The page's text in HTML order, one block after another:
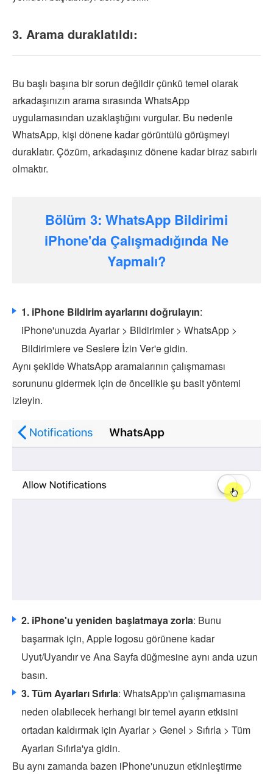
3. Arama duraklatıldı:
Bu başlı başına bir sorun değildir çünkü temel olarak
arkadaşınızın arama sırasında WhatsApp
uygulamasından uzaklaştığını vurgular. Bu nedenle
WhatsApp, kişi dönene kadar görüntülü görüşmeyi
duraklatır. Çözüm, arkadaşınız dönene kadar biraz sabırlı
olmaktır.
Bölüm 3: WhatsApp Bildirimi
iPhone'da Çalışmadığında Ne
Yapmalı?
1. iPhone Bildirim ayarlarını doğrulayın:
iPhone'unuzda Ayarlar > Bildirimler > WhatsApp >
Bildirimlere ve Seslere İzin Ver'e gidin.
Aynı şekilde WhatsApp aramalarının çalışmaması
sorununu gidermek için de öncelikle şu basit yöntemi
izleyin.
2. iPhone'u yeniden başlatmaya zorla: Bunu
başarmak için, Apple logosu görünene kadar
Uyut/Uyandır ve Ana Sayfa düğmesine aynı anda uzun
basın.
3. Tüm Ayarları Sıfırla: WhatsApp'ın çalışmamasına
neden olabilecek herhangi bir temel ayarın etkisini
ortadan kaldırmak için Ayarlar > Genel > Sıfırla > Tüm
Ayarları Sıfırla'ya gidin.
Bu aynı zamanda bazen iPhone'unuzun etkinleştirme